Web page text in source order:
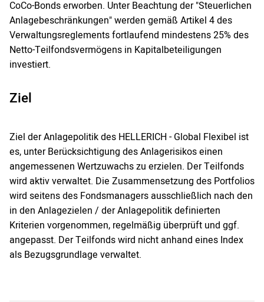
CoCo-Bonds erworben. Unter Beachtung der "Steuerlichen
Anlagebeschränkungen" werden gemäß Artikel 4 des
Verwaltungsreglements fortlaufend mindestens 25% des
Netto-Teilfondsvermögens in Kapitalbeteiligungen
investiert.
Ziel
Ziel der Anlagepolitik des HELLERICH - Global Flexibel ist
es, unter Berücksichtigung des Anlagerisikos einen
angemessenen Wertzuwachs zu erzielen. Der Teilfonds
wird aktiv verwaltet. Die Zusammensetzung des Portfolios
wird seitens des Fondsmanagers ausschließlich nach den
in den Anlagezielen / der Anlagepolitik definierten
Kriterien vorgenommen, regelmäßig überprüft und ggf.
angepasst. Der Teilfonds wird nicht anhand eines Index
als Bezugsgrundlage verwaltet.